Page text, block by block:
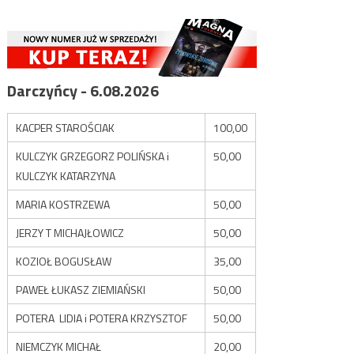
Darczyńcy - 6.08.2026
KACPER STAROŚCIAK
100,00
KULCZYK GRZEGORZ POLIŃSKA i
KULCZYK KATARZYNA
50,00
MARIA KOSTRZEWA
50,00
JERZY T MICHAJŁOWICZ
50,00
KOZIOŁ BOGUSŁAW
35,00
PAWEŁ ŁUKASZ ZIEMIAŃSKI
50,00
POTERA LIDIA i POTERA KRZYSZTOF
50,00
NIEMCZYK MICHAŁ
20,00